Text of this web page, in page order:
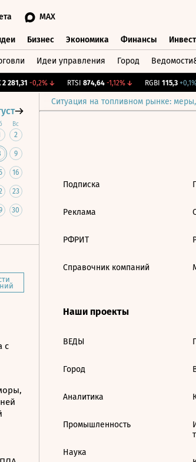
MAX
Бизнес Экономика Финансы
Идеи управления Город
281,31 -0,2%↓ RTSI 874,64 -1,12%↓ RGBI 115,3 +0,1%
Ситуация на топливном рынке:
Вс
2
9
16
23
30
с
Подписка
Реклама
РФРИТ
Справочник компаний
Наши проекты
ВЕДЫ
Город
Аналитика
Промышленность
Наука